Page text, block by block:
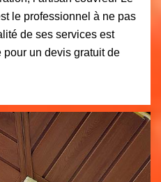
le professionnel à ne pas
de ses services est
un devis gratuit de